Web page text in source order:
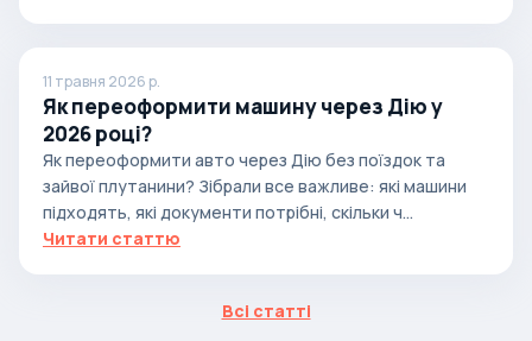
11 травня 2026 р.
Як переоформити машину через Дію у
2026 році?
Як переоформити авто через Дію без поїздок та
зайвої плутанини? Зібрали все важливе: які машини
підходять, які документи потрібні, скільки ч...
Читати статтю
Всі статті